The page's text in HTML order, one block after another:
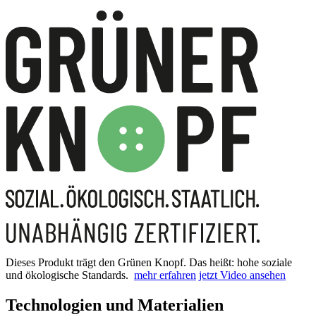
Dieses Produkt trägt den Grünen Knopf. Das heißt: hohe soziale
und ökologische Standards. mehr erfahren jetzt Video ansehen
Technologien und Materialien